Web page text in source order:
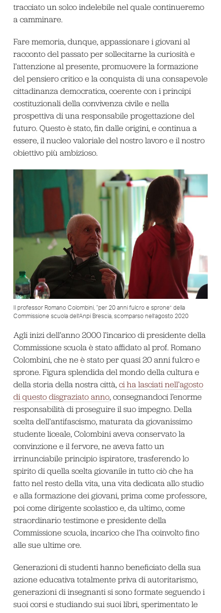
tracciato un solco indelebile nel quale continueremo
a camminare.
Fare memoria, dunque, appassionare i giovani al
racconto del passato per sollecitarne la curiosità e
l’attenzione al presente, promuovere la formazione
del pensiero critico e la conquista di una consapevole
cittadinanza democratica, coerente con i principi
costituzionali della convivenza civile e nella
prospettiva di una responsabile progettazione del
futuro. Questo è stato, fin dalle origini, e continua a
essere, il nucleo valoriale del nostro lavoro e il nostro
obiettivo più ambizioso.
Il professor Romano Colombini, “per 20 anni fulcro e sprone” della
Commissione scuola dell’Anpi Brescia, scomparso nell’agosto 2020
Agli inizi dell’anno 2000 l’incarico di presidente della
Commissione scuola è stato affidato al prof. Romano
Colombini, che ne è stato per quasi 20 anni fulcro e
sprone. Figura splendida del mondo della cultura e
della storia della nostra città, ci ha lasciati nell’agosto
di questo disgraziato anno, consegnandoci l’enorme
responsabilità di proseguire il suo impegno. Della
scelta dell’antifascismo, maturata da giovanissimo
studente liceale, Colombini aveva conservato la
convinzione e il fervore, ne aveva fatto un
irrinunciabile principio ispiratore, trasferendo lo
spirito di quella scelta giovanile in tutto ciò che ha
fatto nel resto della vita, una vita dedicata allo studio
e alla formazione dei giovani, prima come professore,
poi come dirigente scolastico e, da ultimo, come
straordinario testimone e presidente della
Commissione scuola, incarico che l’ha coinvolto fino
alle sue ultime ore.
Generazioni di studenti hanno beneficiato della sua
azione educativa totalmente priva di autoritarismo,
generazioni di insegnanti si sono formate seguendo i
suoi corsi e studiando sui suoi libri, sperimentato le